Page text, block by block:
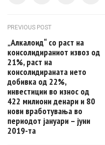
Post navigation
PREVIOUS POST
„Алкалоид“ со раст на
консолидираниот извоз од
21%, раст на
консолидираната нето
добивка од 22%,
инвестиции во износ од
422 милиони денари и 80
нови вработувања во
периодот јануари – јуни
2019-та